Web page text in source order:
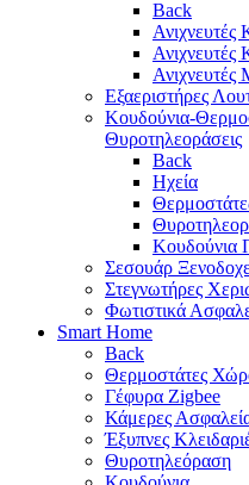
Back
Ανιχνευτές
Ανιχνευτές
Εξαεριστήρες
Κουδούνια-
Θυροτηλεοράσεις
Back
Ηχεία
Κουδούνια
Σεσουάρ
Στεγνωτήρες
Φωτιστικά
Smart Home
Back
Θερμοστάτες
Γέφυρα Zigbee
Κάμερες
Έξυπνες
Θυροτηλεόραση